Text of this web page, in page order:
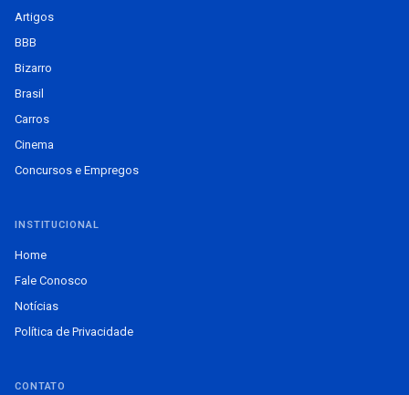
Artigos
BBB
Bizarro
Brasil
Carros
Cinema
Concursos e Empregos
INSTITUCIONAL
Home
Fale Conosco
Notícias
Política de Privacidade
CONTATO